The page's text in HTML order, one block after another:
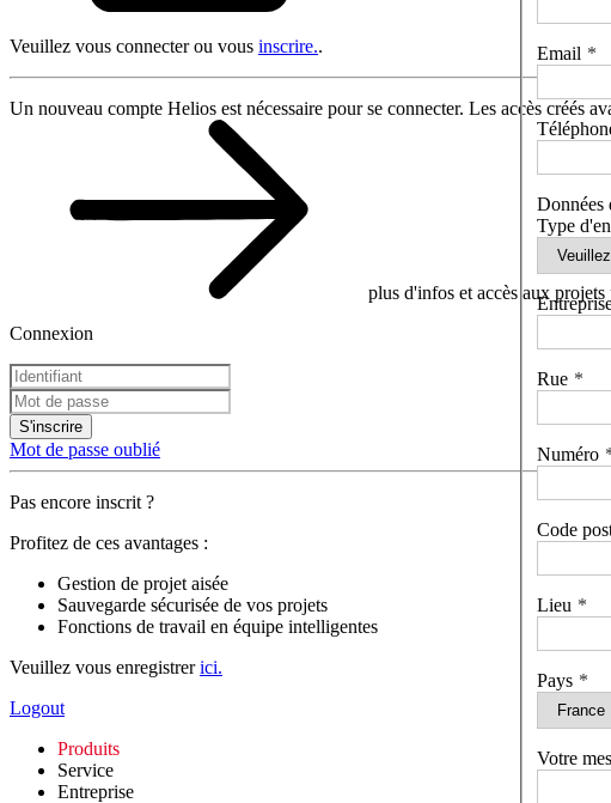
Veuillez vous connecter ou vous inscrire..
Un nouveau compte Helios est nécessaire pour se connecter. Les accès créés
plus d'infos et accès aux projets
Connexion
S'inscrire
Mot de passe oublié
Pas encore inscrit ?
Profitez de ces avantages :
Gestion de projet aisée
Sauvegarde sécurisée de vos projets
Fonctions de travail en équipe intelligentes
Veuillez vous enregistrerici.
Logout
Produits
Service
Entreprise
Email
Données
Type
Rue
Numéro
Code
Lieu
Pays
Votre